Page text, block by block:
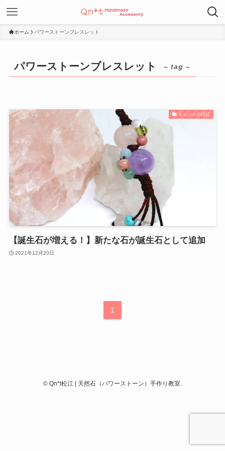
ホーム パワーストーンブレスレット
パワーストーンブレスレット – tag –
キュントの日記
【誕生石が増える！】新たな石が誕生石として追加
2021年12月20日
1
© Qn*t松江 | 天然石（パワーストーン）手作り教室.